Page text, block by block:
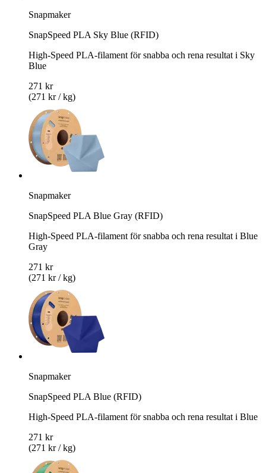
Snapmaker
SnapSpeed PLA Sky Blue (RFID)
High-Speed PLA-filament för snabba och rena resultat i Sky
Blue
271 kr
(271 kr / kg)
Snapmaker
SnapSpeed PLA Blue Gray (RFID)
High-Speed PLA-filament för snabba och rena resultat i Blue
Gray
271 kr
(271 kr / kg)
Snapmaker
SnapSpeed PLA Blue (RFID)
High-Speed PLA-filament för snabba och rena resultat i Blue
271 kr
(271 kr / kg)